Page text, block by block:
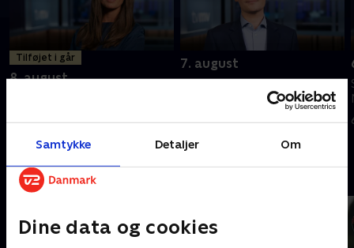
Samtykke Detaljer Om
Dine data og cookies
Tilføjet i går
8. august
7. august
7. august 2026 • 22 min
Andre så også